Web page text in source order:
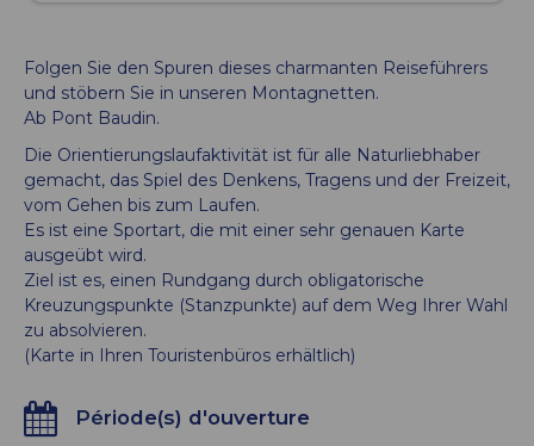
Folgen Sie den Spuren dieses charmanten Reiseführers
und stöbern Sie in unseren Montagnetten.
Ab Pont Baudin.
Die Orientierungslaufaktivität ist für alle Naturliebhaber
gemacht, das Spiel des Denkens, Tragens und der Freizeit,
vom Gehen bis zum Laufen.
Es ist eine Sportart, die mit einer sehr genauen Karte
ausgeübt wird.
Ziel ist es, einen Rundgang durch obligatorische
Kreuzungspunkte (Stanzpunkte) auf dem Weg Ihrer Wahl
zu absolvieren.
(Karte in Ihren Touristenbüros erhältlich)
Période(s) d'ouverture